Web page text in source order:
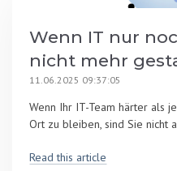
Wenn IT nur
nicht mehr
11.06.2025 09:37:05
Wenn Ihr IT-Team härter als
Ort zu bleiben, sind Sie nicht
Read this article